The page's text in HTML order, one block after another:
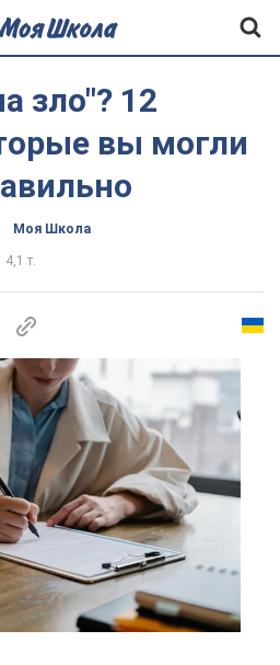
зло"? 12
вы могли
Моя Школа
4,1 т.